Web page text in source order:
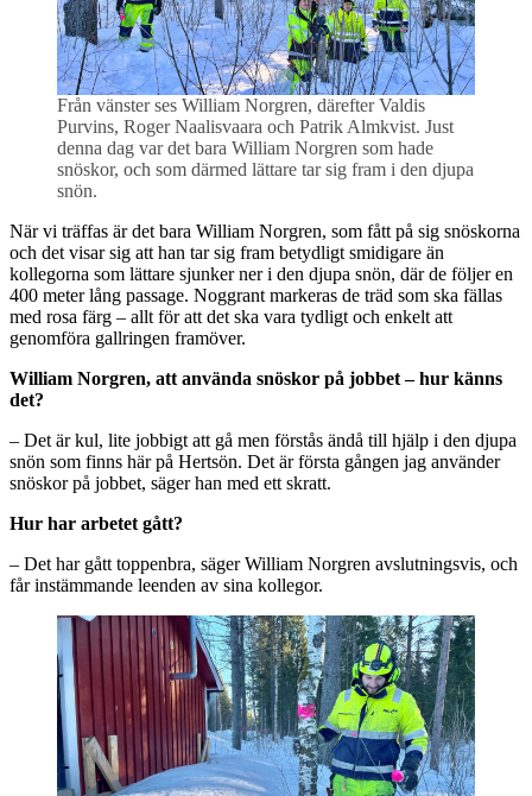
Från vänster ses William Norgren, därefter Valdis
Purvins, Roger Naalisvaara och Patrik Almkvist. Just
denna dag var det bara William Norgren som hade
snöskor, och som därmed lättare tar sig fram i den djupa
snön.
När vi träffas är det bara William Norgren, som fått på sig snöskorna
och det visar sig att han tar sig fram betydligt smidigare än
kollegorna som lättare sjunker ner i den djupa snön, där de följer en
400 meter lång passage. Noggrant markeras de träd som ska fällas
med rosa färg – allt för att det ska vara tydligt och enkelt att
genomföra gallringen framöver.
William Norgren, att använda snöskor på jobbet – hur känns
det?
– Det är kul, lite jobbigt att gå men förstås ändå till hjälp i den djupa
snön som finns här på Hertsön. Det är första gången jag använder
snöskor på jobbet, säger han med ett skratt.
Hur har arbetet gått?
– Det har gått toppenbra, säger William Norgren avslutningsvis, och
får instämmande leenden av sina kollegor.